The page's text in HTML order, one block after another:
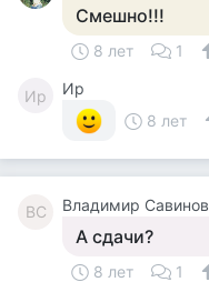
Смешно!!!
8 лет 1
Ир
Ир
8 лет
ВС Владимир Савинов
А сдачи?
8 лет 1